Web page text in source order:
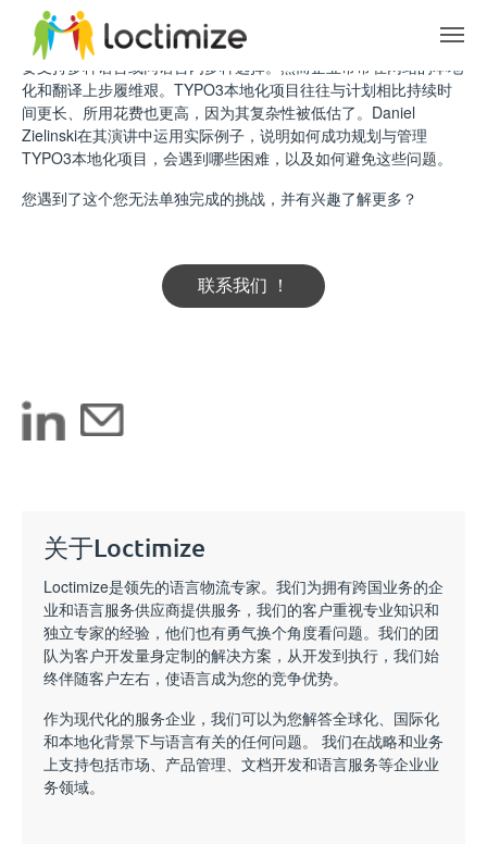
Skip to main content
在企业日益全球化和国际化的过程中，越来越多的TYPO3网站需
要支持多种语言或同语言内多种选择。然而企业常常在网站的本地
化和翻译上步履维艰。TYPO3本地化项目往往与计划相比持续时
间更长、所用花费也更高，因为其复杂性被低估了。Daniel
Zielinski在其演讲中运用实际例子，说明如何成功规划与管理
TYPO3本地化项目，会遇到哪些困难，以及如何避免这些问题。
您遇到了这个您无法单独完成的挑战，并有兴趣了解更多？
联系我们 ！
关于Loctimize
Loctimize是领先的语言物流专家。我们为拥有跨国业务的企
业和语言服务供应商提供服务，我们的客户重视专业知识和
独立专家的经验，他们也有勇气换个角度看问题。我们的团
队为客户开发量身定制的解决方案，从开发到执行，我们始
终伴随客户左右，使语言成为您的竞争优势。
作为现代化的服务企业，我们可以为您解答全球化、国际化
和本地化背景下与语言有关的任何问题。 我们在战略和业务
上支持包括市场、产品管理、文档开发和语言服务等企业业
务领域。